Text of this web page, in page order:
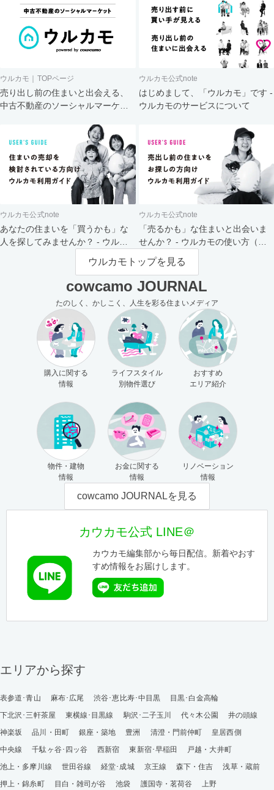
ウルカモ｜TOPページ
売り出し前の住まいと出会える、
中古不動産のソーシャルマーケッ
ウルカモ公式note
はじめまして、「ウルカモ」です -
ウルカモのサービスについて
ウルカモ公式note
あなたの住まいを「買うかも」な
人を探してみませんか？ - ウルカ
ウルカモ公式note
「売るかも」な住まいと出会いま
せんか？ - ウルカモの使い方（買
主さま向け）
ウルカモトップを見る
cowcamo JOURNAL
たのしく、かしこく、人生を彩る住まいメディア
購入に関する
情報
ライフスタイル
別物件選び
おすすめ
エリア紹介
物件・建物
情報
お金に関する
情報
リノベーション
情報
cowcamo JOURNALを見る
カウカモ公式 LINE＠
カウカモ編集部から毎日配信。新着やおす
すめ情報をお届けします。
エリアから探す
表参道･青山 麻布･広尾 渋谷･恵比寿･中目黒
目黒･白金高輪
下北沢･三軒茶屋
東横線･目黒線 駒沢･二子玉川 代々木公園
井の頭線
神楽坂
品川・田町 銀座・築地 豊洲 清澄・門前仲町
皇居西側
中央線
千駄ヶ谷･四ッ谷 西新宿 東新宿･早稲田
戸越・大井町
池上・多摩川線
世田谷線 経堂･成城 京王線 森下・住吉
浅草・蔵前
押上・錦糸町
目白・雑司が谷 池袋 護国寺・茗荷谷
上野